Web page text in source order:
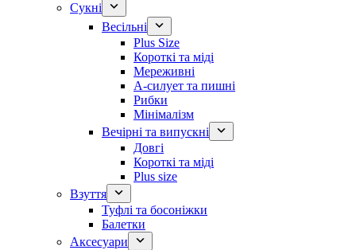
Сукні
Весільні
Plus Size
Короткі та міді
Мереживні
А-силует та пишні
Рибки
Мінімалізм
Вечірні та випускні
Довгі
Короткі та міді
Plus size
Взуття
Туфлі та босоніжки
Балетки
Аксесуари